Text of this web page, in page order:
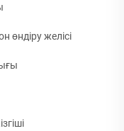
өндіру желісі